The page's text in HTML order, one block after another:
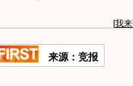
[我
来源：竞报